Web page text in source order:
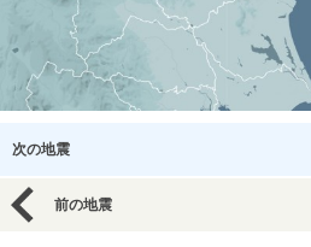
次の地震
前の地震